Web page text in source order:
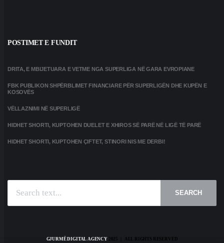
POSTIMET E FUNDIT
DRITA, E MBIJETUARA E VETME NGA SUPERLIGA NË GARA EVROPIANE
FBK PUBLIKON SHPËRBLIMET FINANCIARE PËR SUPERLIGËN DHE KUPËN E
KOSOVËS
VËLLAZNIMI NË SUPERLIGË
HIDHET SHORTI, KUPTOHEN DUELET E XHIROS SË PARË NË LIGË TË PARË
HIDHET SHORTI, KUPTOHEN ÇIFTET, STINORI NIS ME DERBI!
SEARCH
GJURMË DIGITAL AGENCY2025 | ALL RIGHTS RESERVED